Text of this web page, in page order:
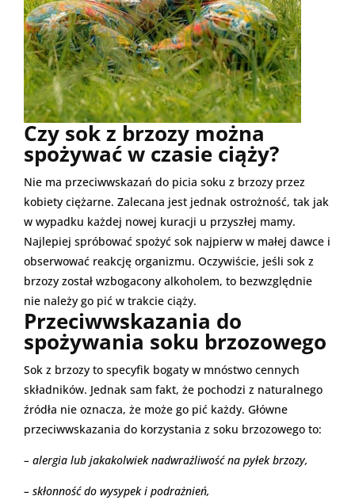
Czy sok z brzozy można
spożywać w czasie ciąży?
Nie ma przeciwwskazań do picia soku z brzozy przez
kobiety ciężarne. Zalecana jest jednak ostrożność, tak jak
w wypadku każdej nowej kuracji u przyszłej mamy.
Najlepiej spróbować spożyć sok najpierw w małej dawce i
obserwować reakcję organizmu. Oczywiście, jeśli sok z
brzozy został wzbogacony alkoholem, to bezwzględnie
nie należy go pić w trakcie ciąży.
Przeciwwskazania do
spożywania soku brzozowego
Sok z brzozy to specyfik bogaty w mnóstwo cennych
składników. Jednak sam fakt, że pochodzi z naturalnego
źródła nie oznacza, że może go pić każdy. Główne
przeciwwskazania do korzystania z soku brzozowego to:
– alergia lub jakakolwiek nadwrażliwość na pyłek brzozy,
– skłonność do wysypek i podrażnień,